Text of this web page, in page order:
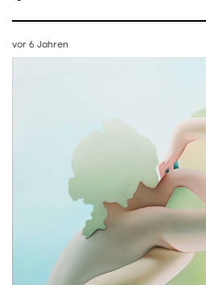
vor 6 Jahren